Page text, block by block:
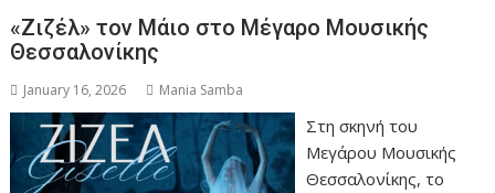
«Ζιζέλ» τον Μάιο στο Μέγαρο Μουσικής
Θεσσαλονίκης
January 16, 2026 Mania Samba
Στη σκηνή του
Μεγάρου Μουσικής
Θεσσαλονίκης, το